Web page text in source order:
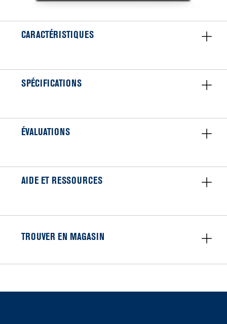
CARACTÉRISTIQUES
SPÉCIFICATIONS
ÉVALUATIONS
AIDE ET RESSOURCES
TROUVER EN MAGASIN
added